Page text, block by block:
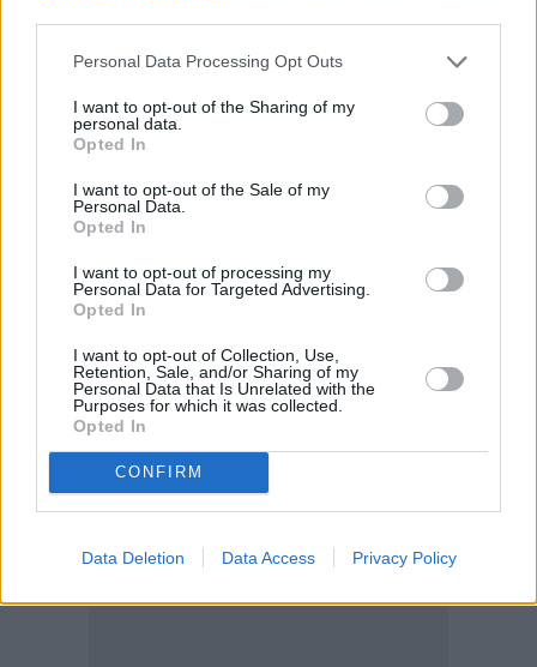
Personal Data Processing Opt Outs
I want to opt-out of the Sharing of my
personal data.
Opted In
I want to opt-out of the Sale of my
Personal Data.
Opted In
I want to opt-out of processing my
Personal Data for Targeted Advertising.
Opted In
I want to opt-out of Collection, Use,
Retention, Sale, and/or Sharing of my
Personal Data that Is Unrelated with the
Purposes for which it was collected.
Opted In
CONFIRM
Data Deletion Data Access Privacy Policy
νοθεία προϊόντων που υπόκεινται σε ειδικό φόρο
κατανάλωσης, ή
παραβιάζει ή παραποιεί ή επεμβαίνει κατά
οποιονδήποτε τρόπο στη λειτουργία των
Παρόχου Υπηρεσιών Ηλεκτρονικής Έκδοσης
Στοιχείων1, ή
έχει δηλώσει ψευδή ή ανακριβή στοιχεία για την
απόκτησή του, ή
έχει εγγραφεί στο φορολογικό μητρώο
περισσότερες φορές.